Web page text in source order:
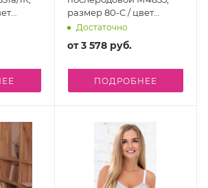
размер 80-C / цвет
бежевый
Достаточно
от3 578 руб.
ПОДРОБНЕЕ